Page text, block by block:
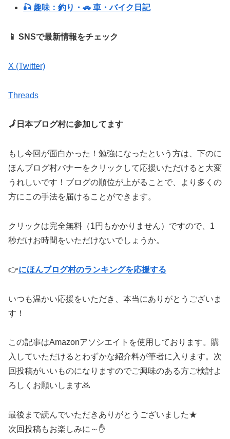
🎣 趣味：釣り・🚗 車・バイク日記
📱 SNSで最新情報をチェック
X (Twitter)
Threads
🗾日本ブログ村に参加してます
もし今回が面白かった！勉強になったという方は、下のに
ほんブログ村バナーをクリックして応援いただけると大変
うれしいです！ブログの順位が上がることで、より多くの
方にこの手法を届けることができます。
クリックは完全無料（1円もかかりません）ですので、1
秒だけお時間をいただけないでしょうか。
👉にほんブログ村のランキングを応援する
いつも温かい応援をいただき、本当にありがとうございま
す！
この記事はAmazonアソシエイトを使用しております。購
入していただけるとわずかな紹介料が筆者に入ります。次
回投稿がいいものになりますのでご興味のある方ご検討よ
ろしくお願いします🙇
最後まで読んでいただきありがとうございました★
次回投稿もお楽しみに～✋